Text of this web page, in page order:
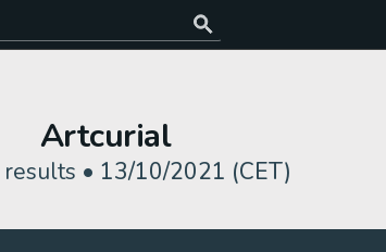
Artcurial
• 13/10/2021 (CET)